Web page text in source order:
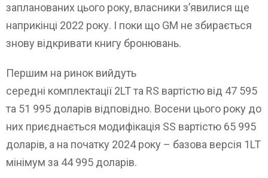
запланованих цього року, власники з’явилися ще
наприкінці 2022 року. І поки що GM не збирається
знову відкривати книгу бронювань.
Першим на ринок вийдуть
середні комплектації 2LT та RS вартістю від 47 595
та 51 995 доларів відповідно. Восени цього року до
них приєднається модифікація SS вартістю 65 995
доларів, а на початку 2024 року – базова версія 1LT
мінімум за 44 995 доларів.